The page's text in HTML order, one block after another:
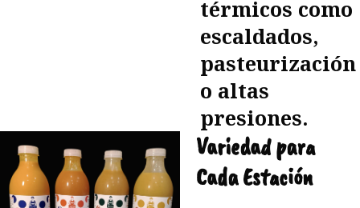
térmicos como
escaldados,
pasteurización
o altas
presiones.
Variedad para
Cada Estación